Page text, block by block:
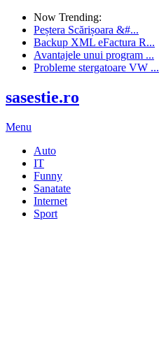
Now Trending:
Peștera Scărișoara &#...
Backup XML eFactura R...
Avantajele unui program ...
Probleme stergatoare VW ...
sasestie.ro
Menu
Auto
IT
Funny
Sanatate
Internet
Sport